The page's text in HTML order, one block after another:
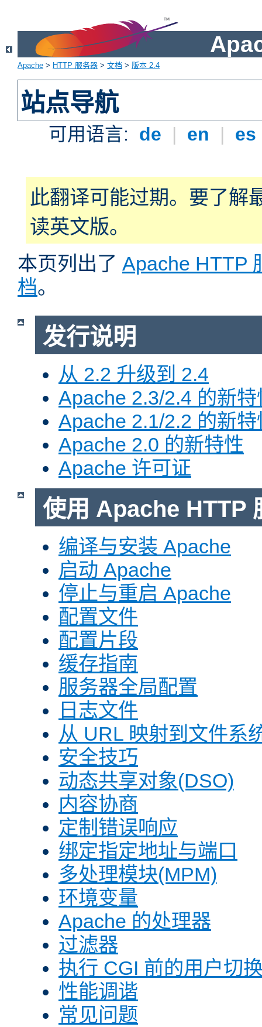
Apache > HTTP 服务器 > 文档 > 版本 2.4
站点导航
可用语言: de | en | es
此翻译可能过期。要了解
读英文版。
本页列出了 Apache HTTP
档。
发行说明
从 2.2 升级到 2.4
Apache 2.3/2.4 的新特
Apache 2.1/2.2 的新特
Apache 2.0 的新特性
Apache 许可证
使用 Apache HTTP
编译与安装 Apache
启动 Apache
停止与重启 Apache
配置文件
配置片段
缓存指南
服务器全局配置
日志文件
从 URL 映射到文件系
安全技巧
动态共享对象(DSO)
内容协商
定制错误响应
绑定指定地址与端口
多处理模块(MPM)
环境变量
Apache 的处理器
过滤器
执行 CGI 前的用户切
性能调谐
常见问题